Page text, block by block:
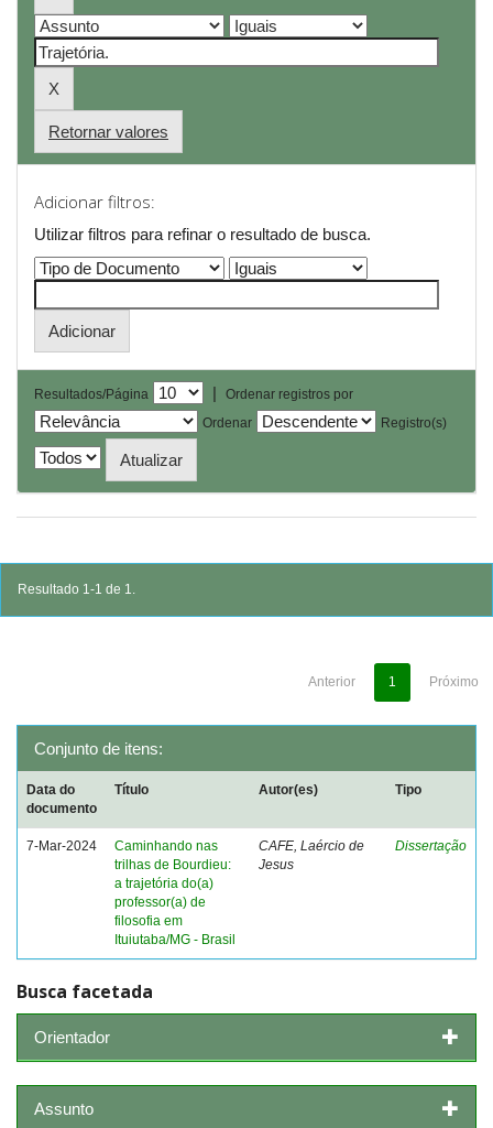
Retornar valores
Adicionar filtros:
Utilizar filtros para refinar o resultado de busca.
Resultados/Página |
Ordenar registros por
Ordenar
Registro(s)
Resultado 1-1 de 1.
Anterior 1 Próximo
Conjunto de itens:
Data do
documento
Título Autor(es) Tipo
7-Mar-2024
Caminhando nas
trilhas de Bourdieu:
a trajetória do(a)
professor(a) de
filosofia em
Ituiutaba/MG - Brasil
CAFE, Laércio de
Jesus
Dissertação
Busca facetada
Orientador
Assunto